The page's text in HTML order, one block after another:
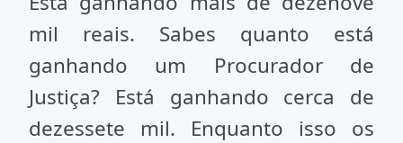
mil reais. Sabes quanto está
ganhando um Procurador de
Justiça? Está ganhando cerca de
dezessete mil. Enquanto isso os